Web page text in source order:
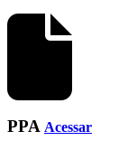
PPA Acessar